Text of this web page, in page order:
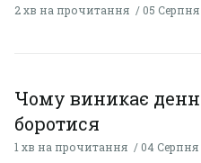
2 хв на прочитання 05 Серпня
Чому виникає
боротися
1 хв на прочитання 04 Серпня